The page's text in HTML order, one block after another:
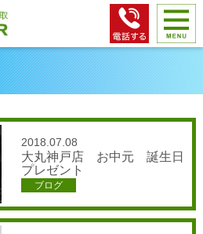
2018.07.08
大丸神戸店 お中元 誕生日
プレゼント
ブログ